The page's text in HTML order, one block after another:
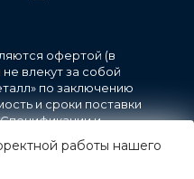
офертой (в
влекут за собой
по заключению
и сроки поставки
и
также Спецификации на
работы нашего